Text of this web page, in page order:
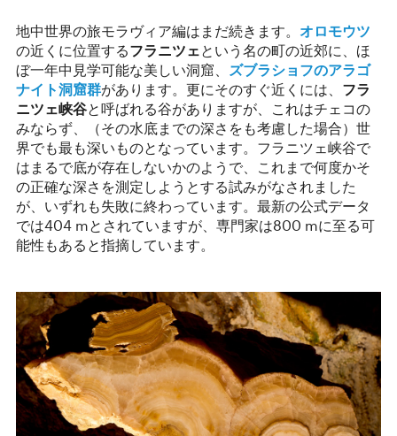
地中世界の旅モラヴィア編はまだ続きます。 オロモウツ
の近くに位置するフラニツェという名の町の近郊に、ほ
ぼ一年中見学可能な美しい洞窟、
ズブラショフのアラゴ
ナイト洞窟群があります。更にそのすぐ近くには、 フラ
ニツェ峡谷と呼ばれる谷がありますが、これはチェコの
みならず、（その水底までの深さをも考慮した場合）世
界でも最も深いものとなっています。フラニツェ峡谷で
はまるで底が存在しないかのようで、これまで何度かそ
の正確な深さを測定しようとする試みがなされました
が、いずれも失敗に終わっています。最新の公式データ
では404 mとされていますが、専門家は800 mに至る可
能性もあると指摘しています。